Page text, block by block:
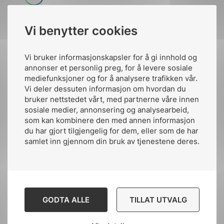
Vi benytter cookies
Vi bruker informasjonskapsler for å gi innhold og
annonser et personlig preg, for å levere sosiale
mediefunksjoner og for å analysere trafikken vår.
Vi deler dessuten informasjon om hvordan du
bruker nettstedet vårt, med partnerne våre innen
sosiale medier, annonsering og analysearbeid,
som kan kombinere den med annen informasjon
du har gjort tilgjengelig for dem, eller som de har
samlet inn gjennom din bruk av tjenestene deres.
GODTA ALLE TILLAT UTVALG
mer
Batteri og energilagringsseminar